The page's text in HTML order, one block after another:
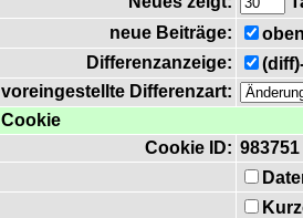
neue Beiträge:
Differenzanzeige:
voreingestellte Differenzart:
Cookie
Cookie ID: 983751